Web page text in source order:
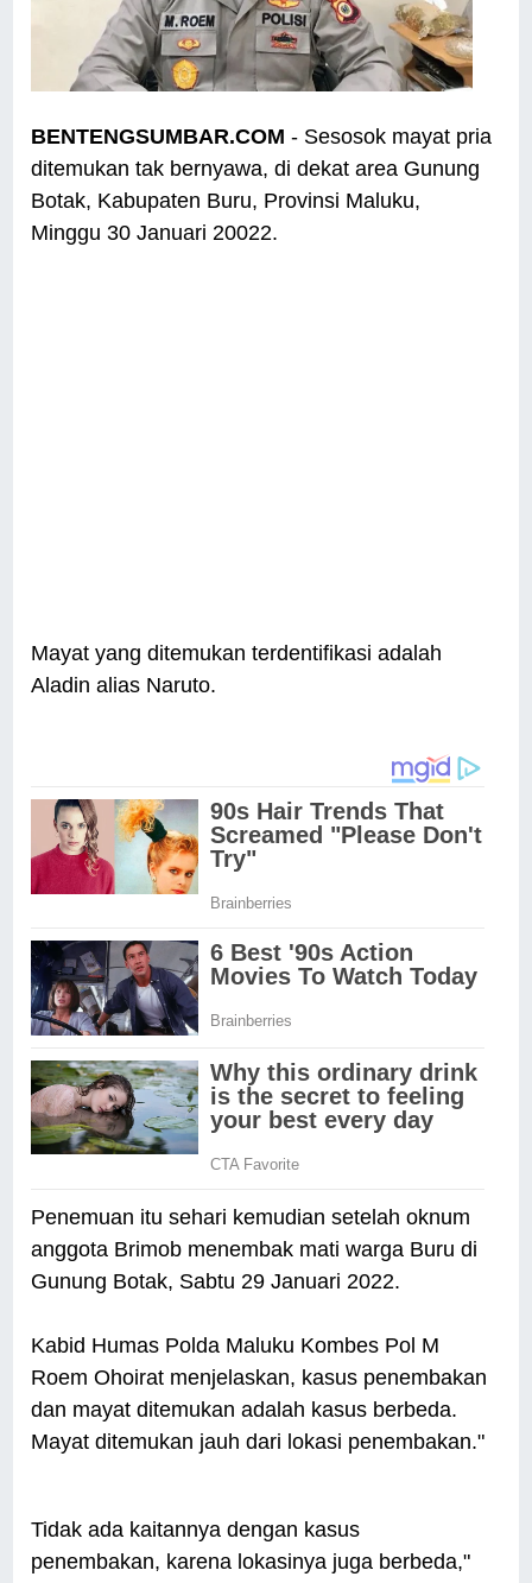
BENTENGSUMBAR.COM - Sesosok mayat pria
ditemukan tak bernyawa, di dekat area Gunung
Botak, Kabupaten Buru, Provinsi Maluku,
Minggu 30 Januari 20022.
Mayat yang ditemukan terdentifikasi adalah
Aladin alias Naruto.
Penemuan itu sehari kemudian setelah oknum
anggota Brimob menembak mati warga Buru di
Gunung Botak, Sabtu 29 Januari 2022.
Kabid Humas Polda Maluku Kombes Pol M
Roem Ohoirat menjelaskan, kasus penembakan
dan mayat ditemukan adalah kasus berbeda.
Mayat ditemukan jauh dari lokasi penembakan."
Tidak ada kaitannya dengan kasus
penembakan, karena lokasinya juga berbeda,"